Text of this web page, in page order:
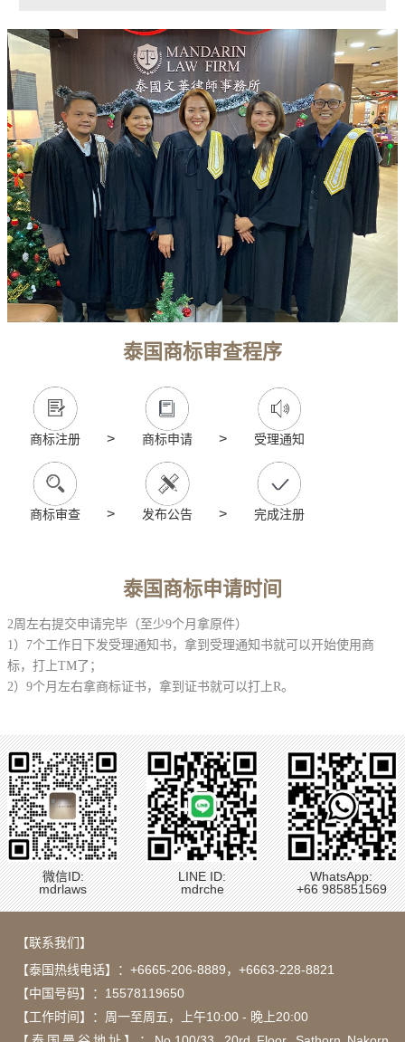
泰国商标审查程序
商标注册 > 商标申请 > 受理通知
商标审查 > 发布公告 > 完成注册
泰国商标申请时间
2周左右提交申请完毕（至少9个月拿原件）
1）7个工作日下发受理通知书，拿到受理通知书就可以开始使用商
标，打上TM了；
2）9个月左右拿商标证书，拿到证书就可以打上R。
微信ID:
mdrlaws
LINE ID:
mdrche
WhatsApp:
+66 985851569
【联系我们】
【泰国热线电话】： +6665-206-8889， +6663-228-8821
【中国号码】：15578119650
【工作时间】：周一至周五，上午10:00 - 晚上20:00